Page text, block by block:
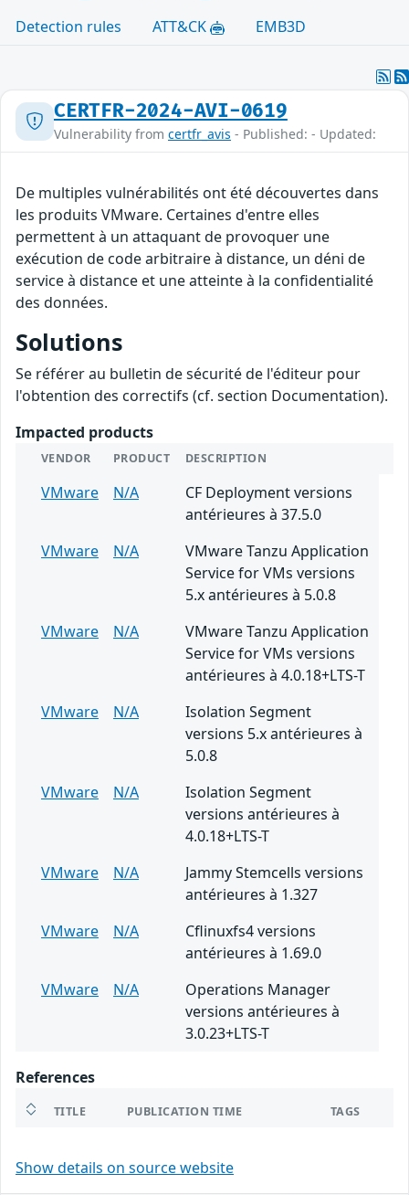
Detection rules
ATT&CK EMB3D
CERTFR-2024-AVI-0619
Vulnerability from certfr_avis - Published: - Updated:
De multiples vulnérabilités ont été découvertes dans
les produits VMware. Certaines d'entre elles
permettent à un attaquant de provoquer une
exécution de code arbitraire à distance, un déni de
service à distance et une atteinte à la confidentialité
des données.
Solutions
Se référer au bulletin de sécurité de l'éditeur pour
l'obtention des correctifs (cf. section Documentation).
Impacted products
VENDOR PRODUCT DESCRIPTION
VMware N/A
CF Deployment versions
antérieures à 37.5.0
VMware
N/A
VMware Tanzu Application
Service for VMs versions
5.x antérieures à 5.0.8
VMware
N/A
VMware Tanzu Application
Service for VMs versions
antérieures à 4.0.18+LTS-T
VMware
N/A
Isolation Segment
versions 5.x antérieures à
5.0.8
VMware
N/A
Isolation Segment
versions antérieures à
4.0.18+LTS-T
VMware
N/A
Jammy Stemcells versions
antérieures à 1.327
VMware
N/A
Cflinuxfs4 versions
antérieures à 1.69.0
VMware
N/A
Operations Manager
versions antérieures à
3.0.23+LTS-T
References
TITLE PUBLICATION TIME TAGS
Show details on source website